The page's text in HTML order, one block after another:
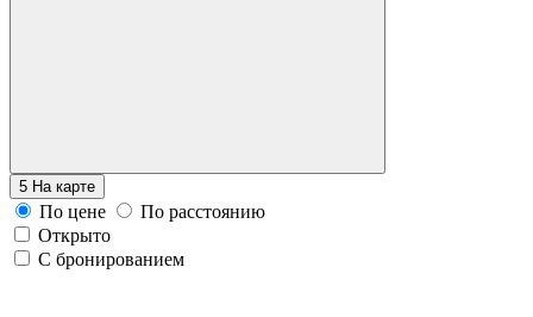
5 На карте
По цене
По расстоянию
Открыто
С бронированием